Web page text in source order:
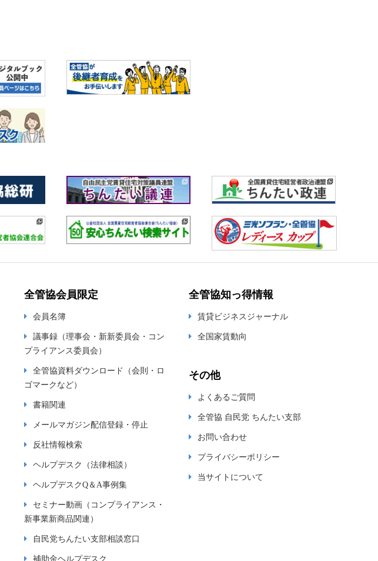
全管協会員限定
会員名簿
議事録（理事会・新新委員会・コン
プライアンス委員会）
全管協資料ダウンロード（会則・ロ
ゴマークなど）
書籍関連
メールマガジン配信登録・停止
反社情報検索
ヘルプデスク（法律相談）
ヘルプデスクQ＆A事例集
セミナー動画（コンプライアンス・
新事業新商品関連）
自民党ちんたい支部相談窓口
補助金ヘルプデスク
全管協知っ得情報
賃貸ビジネスジャーナル
全国家賃動向
その他
よくあるご質問
全管協 自民党 ちんたい支部
お問い合わせ
プライバシーポリシー
当サイトについて